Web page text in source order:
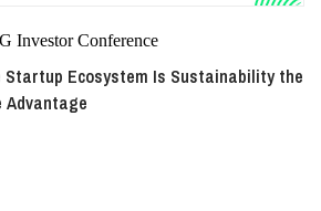
Investor Conference
Startup Ecosystem Is Sustainability the